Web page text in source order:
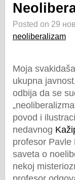
Posted on 29
neoliberalizam
Moja
ukupna
odbija da se
povod i
nedavnog
profesor Pavle
saveta o
nekoj